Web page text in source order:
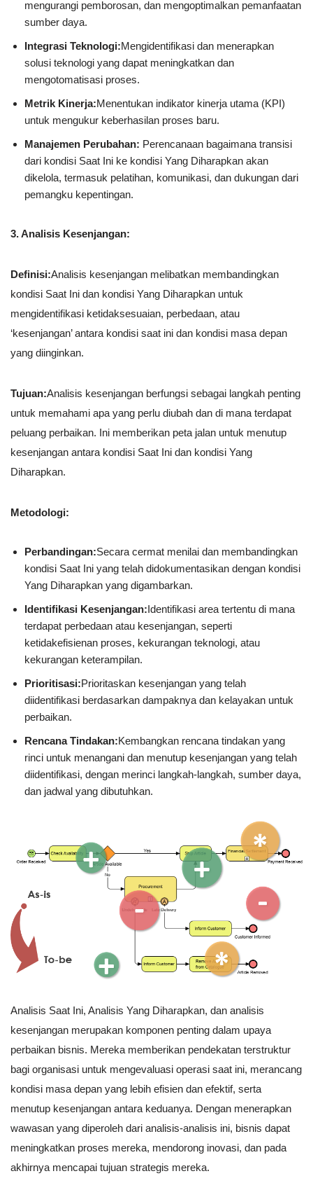
mengurangi pemborosan, dan mengoptimalkan pemanfaatan
sumber daya.
Integrasi Teknologi:Mengidentifikasi dan menerapkan
solusi teknologi yang dapat meningkatkan dan
mengotomatisasi proses.
Metrik Kinerja:Menentukan indikator kinerja utama (KPI)
untuk mengukur keberhasilan proses baru.
Manajemen Perubahan: Perencanaan bagaimana transisi
dari kondisi Saat Ini ke kondisi Yang Diharapkan akan
dikelola, termasuk pelatihan, komunikasi, dan dukungan dari
pemangku kepentingan.
3. Analisis Kesenjangan:
Definisi:Analisis kesenjangan melibatkan membandingkan
kondisi Saat Ini dan kondisi Yang Diharapkan untuk
mengidentifikasi ketidaksesuaian, perbedaan, atau
‘kesenjangan’ antara kondisi saat ini dan kondisi masa depan
yang diinginkan.
Tujuan:Analisis kesenjangan berfungsi sebagai langkah penting
untuk memahami apa yang perlu diubah dan di mana terdapat
peluang perbaikan. Ini memberikan peta jalan untuk menutup
kesenjangan antara kondisi Saat Ini dan kondisi Yang
Diharapkan.
Metodologi:
Perbandingan:Secara cermat menilai dan membandingkan
kondisi Saat Ini yang telah didokumentasikan dengan kondisi
Yang Diharapkan yang digambarkan.
Identifikasi Kesenjangan:Identifikasi area tertentu di mana
terdapat perbedaan atau kesenjangan, seperti
ketidakefisienan proses, kekurangan teknologi, atau
kekurangan keterampilan.
Prioritisasi:Prioritaskan kesenjangan yang telah
diidentifikasi berdasarkan dampaknya dan kelayakan untuk
perbaikan.
Rencana Tindakan:Kembangkan rencana tindakan yang
rinci untuk menangani dan menutup kesenjangan yang telah
diidentifikasi, dengan merinci langkah-langkah, sumber daya,
dan jadwal yang dibutuhkan.
Analisis Saat Ini, Analisis Yang Diharapkan, dan analisis
kesenjangan merupakan komponen penting dalam upaya
perbaikan bisnis. Mereka memberikan pendekatan terstruktur
bagi organisasi untuk mengevaluasi operasi saat ini, merancang
kondisi masa depan yang lebih efisien dan efektif, serta
menutup kesenjangan antara keduanya. Dengan menerapkan
wawasan yang diperoleh dari analisis-analisis ini, bisnis dapat
meningkatkan proses mereka, mendorong inovasi, dan pada
akhirnya mencapai tujuan strategis mereka.